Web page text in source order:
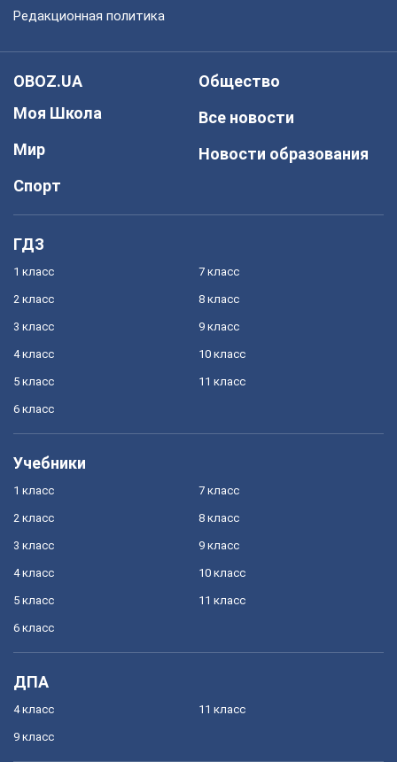
Редакционная политика
OBOZ.UA
Моя Школа
Мир
Спорт
Общество
Все новости
Новости образования
ГДЗ
1 класс
2 класс
3 класс
4 класс
5 класс
6 класс
7 класс
8 класс
9 класс
10 класс
11 класс
Учебники
1 класс
2 класс
3 класс
4 класс
5 класс
6 класс
7 класс
8 класс
9 класс
10 класс
11 класс
ДПА
4 класс
9 класс
11 класс